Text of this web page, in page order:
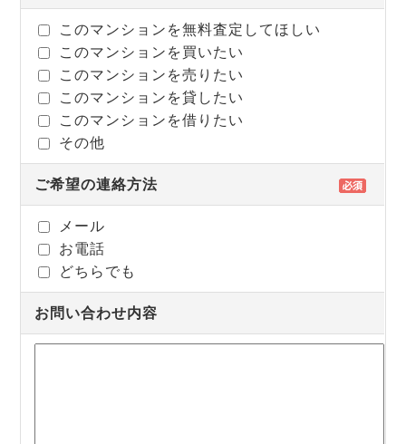
このマンションを無料査定してほしい
このマンションを買いたい
このマンションを売りたい
このマンションを貸したい
このマンションを借りたい
その他
ご希望の連絡方法
メール
お電話
どちらでも
お問い合わせ内容